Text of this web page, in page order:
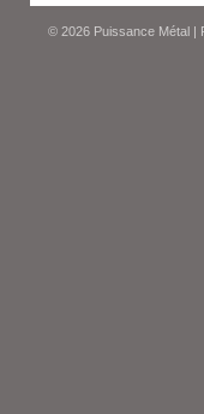
© 2026 Puissance Métal |